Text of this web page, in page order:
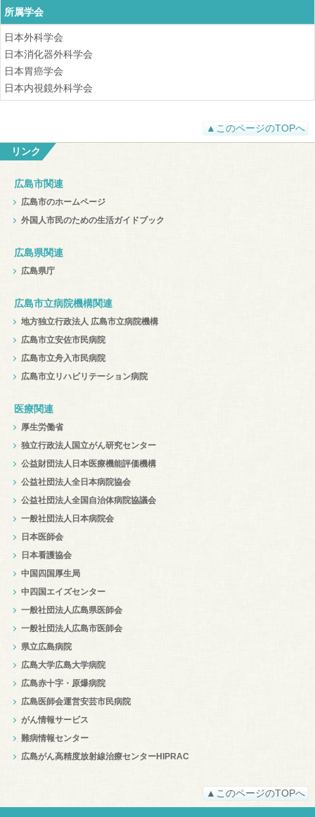
所属学会
日本外科学会
日本消化器外科学会
日本胃癌学会
日本内視鏡外科学会
▲このページのTOPへ
リンク
広島市関連
広島市のホームページ
外国人市民のための生活ガイドブック
広島県関連
広島県庁
広島市立病院機構関連
地方独立行政法人 広島市立病院機構
広島市立安佐市民病院
広島市立舟入市民病院
広島市立リハビリテーション病院
医療関連
厚生労働省
独立行政法人国立がん研究センター
公益財団法人日本医療機能評価機構
公益社団法人全日本病院協会
公益社団法人全国自治体病院協議会
一般社団法人日本病院会
日本医師会
日本看護協会
中国四国厚生局
中四国エイズセンター
一般社団法人広島県医師会
一般社団法人広島市医師会
県立広島病院
広島大学広島大学病院
広島赤十字・原爆病院
広島医師会運営安芸市民病院
がん情報サービス
難病情報センター
広島がん高精度放射線治療センターHIPRAC
▲このページのTOPへ